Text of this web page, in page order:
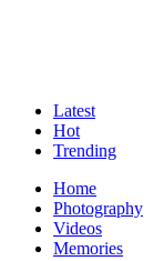
Latest
Hot
Trending
Home
Photography
Videos
Memories